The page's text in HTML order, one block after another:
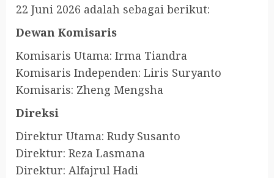
22 Juni 2026 adalah sebagai berikut:
Dewan Komisaris
Komisaris Utama: Irma Tiandra
Komisaris Independen: Liris Suryanto
Komisaris: Zheng Mengsha
Direksi
Direktur Utama: Rudy Susanto
Direktur: Reza Lasmana
Direktur: Alfajrul Hadi